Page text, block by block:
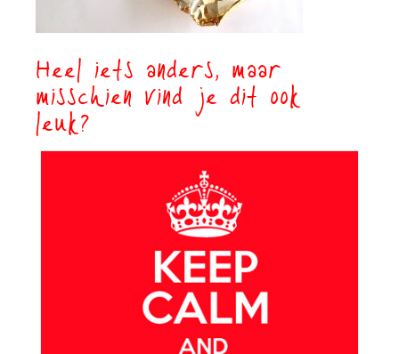
Heel iets anders, maar
misschien vind je dit ook
leuk?